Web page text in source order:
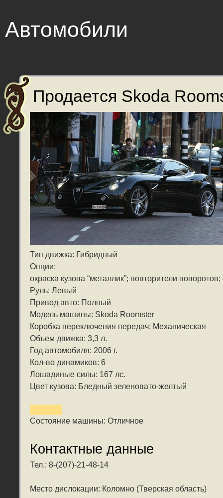
Автомобили
Продается Skoda
Тип движка: Гибридный
Опции:
окраска кузова “металлик”; повторители
Руль: Левый
Привод авто: Полный
Модель машины: Skoda Roomster
Коробка переключения передач: Механическая
Объем движка: 3,3 л.
Год автомобиля: 2006 г.
Кол-во динамиков: 6
Лошадиные силы: 167 лс.
Цвет кузова: Бледный зеленовато-желтый
Состояние машины: Отличное
Контактные данные
Тел.: 8-(207)-21-48-14
Место дислокации: Коломно (Тверская область)